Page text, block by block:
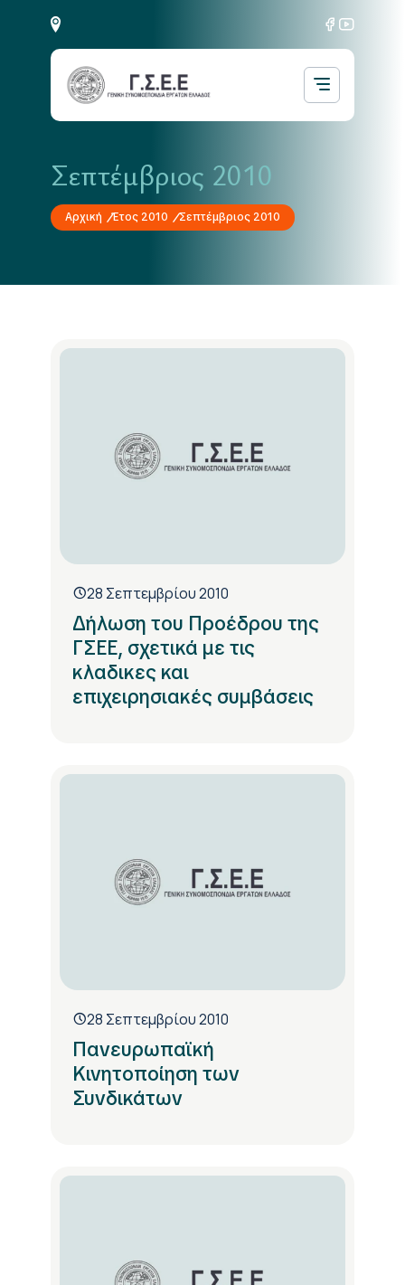
Σεπτέμβριος 2010
Αρχική Έτος 2010 Σεπτέμβριος 2010
28 Σεπτεμβρίου 2010
Δήλωση του Προέδρου της
ΓΣΕΕ, σχετικά με τις
κλαδικες και
επιχειρησιακές συμβάσεις
28 Σεπτεμβρίου 2010
Πανευρωπαϊκή
Κινητοποίηση των
Συνδικάτων